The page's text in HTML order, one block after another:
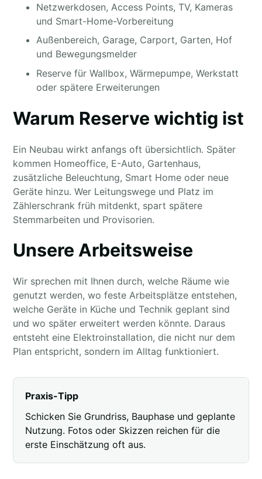
Netzwerkdosen, Access Points, TV, Kameras
und Smart-Home-Vorbereitung
Außenbereich, Garage, Carport, Garten, Hof
und Bewegungsmelder
Reserve für Wallbox, Wärmepumpe, Werkstatt
oder spätere Erweiterungen
Warum Reserve wichtig ist
Ein Neubau wirkt anfangs oft übersichtlich. Später
kommen Homeoffice, E-Auto, Gartenhaus,
zusätzliche Beleuchtung, Smart Home oder neue
Geräte hinzu. Wer Leitungswege und Platz im
Zählerschrank früh mitdenkt, spart spätere
Stemmarbeiten und Provisorien.
Unsere Arbeitsweise
Wir sprechen mit Ihnen durch, welche Räume wie
genutzt werden, wo feste Arbeitsplätze entstehen,
welche Geräte in Küche und Technik geplant sind
und wo später erweitert werden könnte. Daraus
entsteht eine Elektroinstallation, die nicht nur dem
Plan entspricht, sondern im Alltag funktioniert.
Praxis-Tipp
Schicken Sie Grundriss, Bauphase und geplante
Nutzung. Fotos oder Skizzen reichen für die
erste Einschätzung oft aus.